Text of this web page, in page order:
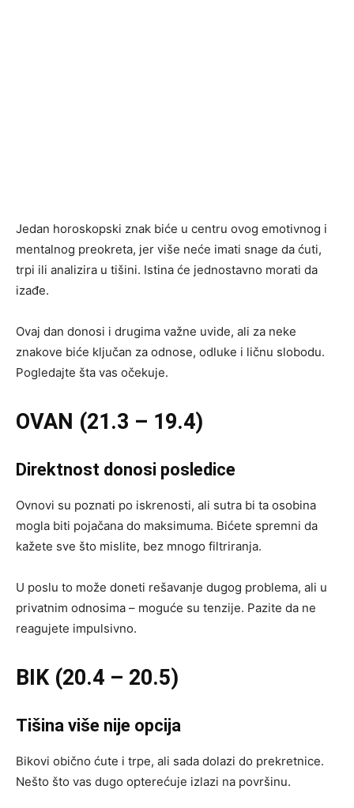
Jedan horoskopski znak biće u centru ovog emotivnog i
mentalnog preokreta, jer više neće imati snage da ćuti,
trpi ili analizira u tišini. Istina će jednostavno morati da
izađe.
Ovaj dan donosi i drugima važne uvide, ali za neke
znakove biće ključan za odnose, odluke i ličnu slobodu.
Pogledajte šta vas očekuje.
OVAN (21.3 – 19.4)
Direktnost donosi posledice
Ovnovi su poznati po iskrenosti, ali sutra bi ta osobina
mogla biti pojačana do maksimuma. Bićete spremni da
kažete sve što mislite, bez mnogo filtriranja.
U poslu to može doneti rešavanje dugog problema, ali u
privatnim odnosima – moguće su tenzije. Pazite da ne
reagujete impulsivno.
BIK (20.4 – 20.5)
Tišina više nije opcija
Bikovi obično ćute i trpe, ali sada dolazi do prekretnice.
Nešto što vas dugo opterećuje izlazi na površinu.